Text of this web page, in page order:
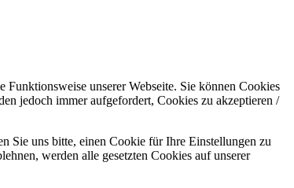
unserer Webseite. Sie können Cookies
jedoch immer aufgefordert, Cookies zu akzeptieren /
Sie uns bitte, einen Cookie für Ihre Einstellungen zu
werden alle gesetzten Cookies auf unserer